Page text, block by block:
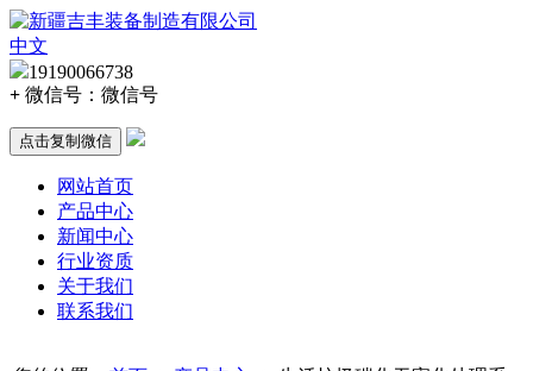
中文
19190066738
+ 微信号： 微信号
点击复制微信
网站首页
产品中心
新闻中心
行业资质
关于我们
联系我们